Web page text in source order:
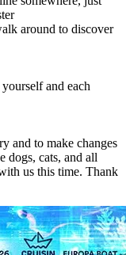
around to discover
and each
and to make changes
dogs, cats, and all
us this time. Thank